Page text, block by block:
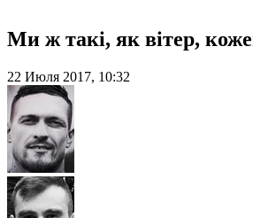
Ми ж такі, як вітер,
22 Июля 2017, 10:32